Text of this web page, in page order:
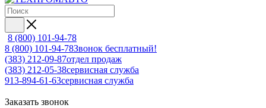
8 (800) 101-94-78
8 (800) 101-94-78Звонок бесплатный!
(383) 212-09-87отдел продаж
(383) 212-05-38сервисная служба
913-894-61-63сервисная служба
Заказать звонок